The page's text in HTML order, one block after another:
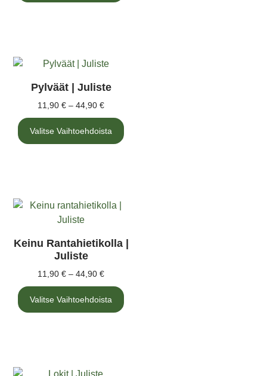
Pylväät | Juliste
11,90€ – 44,90€
Valitse Vaihtoehdoista
Keinu Rantahietikolla |
Juliste
11,90€ – 44,90€
Valitse Vaihtoehdoista